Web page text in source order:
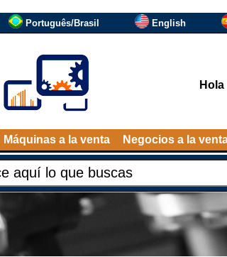
Português/Brasil English
Máquinas a la venta Negocios a la